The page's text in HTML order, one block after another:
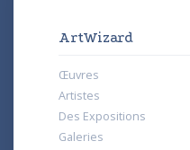
ArtWizard
Œuvres
Artistes
Des Expositions
Galeries